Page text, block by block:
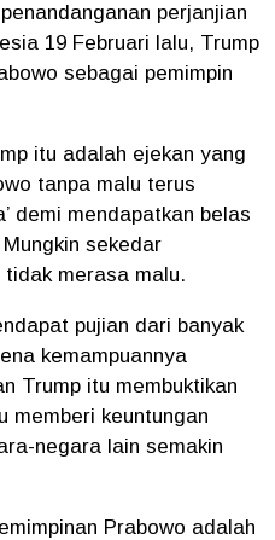
perjanjian
19 Februari lalu, Trump
sebagai pemimpin
itu adalah ejekan yang
tanpa malu terus
demi mendapatkan belas
sekedar
merasa malu.
pujian dari banyak
kemampuannya
Trump itu membuktikan
memberi keuntungan
negara lain semakin
Prabowo adalah